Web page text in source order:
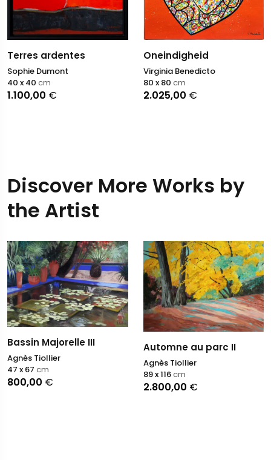
Terres ardentes
Sophie Dumont
1.100,00 €
40 x 40 cm
Oneindigheid
Virginia Benedicto
2.025,00 €
80 x 80 cm
Discover More Works by
the Artist
Bassin Majorelle III
Agnès Tiollier
800,00 €
47 x 67 cm
Automne au parc II
Agnès Tiollier
2.800,00 €
89 x 116cm